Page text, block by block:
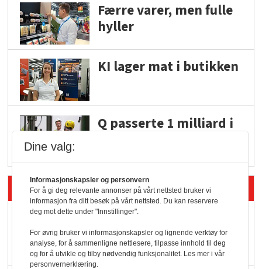
Færre varer, men fulle
hyller
KI lager mat i butikken
Q passerte 1 milliard i
Siste artikler - Økologisk
Kolonihagens norske
yoghurt: Trues av
melkemangel
Dine valg:
Informasjonskapsler og personvern
For å gi deg relevante annonser på vårt nettsted bruker vi
informasjon fra ditt besøk på vårt nettsted. Du kan reservere
deg mot dette under "Innstillinger".
For øvrig bruker vi informasjonskapsler og lignende verktøy for
analyse, for å sammenligne nettlesere, tilpasse innhold til deg
og for å utvikle og tilby nødvendig funksjonalitet. Les mer i vår
personvernerklæring.